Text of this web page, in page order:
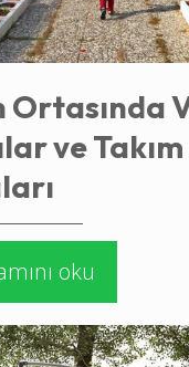
Ortasında
ve Takım
oku